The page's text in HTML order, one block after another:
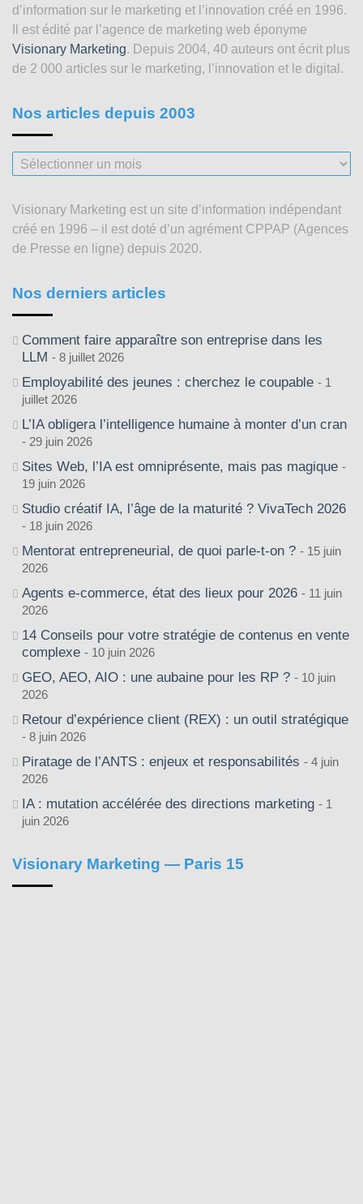
d’information sur le marketing et l’innovation créé en 1996.
Il est édité par l’agence de marketing web éponyme
Visionary Marketing. Depuis 2004, 40 auteurs ont écrit plus
de 2 000 articles sur le marketing, l’innovation et le digital.
Nos articles depuis 2003
Nos
articles
2003
Visionary Marketing est un site d’information indépendant
créé en 1996 – il est doté d’un agrément CPPAP (Agences
de Presse en ligne) depuis 2020.
Nos derniers articles
Comment faire apparaître son entreprise dans les
LLM
8 juillet 2026
Employabilité des jeunes : cherchez le coupable
1
juillet 2026
L’IA obligera l’intelligence humaine à monter d’un cran
29 juin 2026
Sites Web, l’IA est omniprésente, mais pas magique
19 juin 2026
Studio créatif IA, l’âge de la maturité ? VivaTech 2026
18 juin 2026
Mentorat entrepreneurial, de quoi parle-t-on ?
15 juin
2026
Agents e-commerce, état des lieux pour 2026
11 juin
2026
14 Conseils pour votre stratégie de contenus en vente
complexe
10 juin 2026
GEO, AEO, AIO : une aubaine pour les RP ?
10 juin
2026
Retour d’expérience client (REX) : un outil stratégique
8 juin 2026
Piratage de l’ANTS : enjeux et responsabilités
4 juin
2026
IA : mutation accélérée des directions marketing
1
juin 2026
Visionary Marketing — Paris 15